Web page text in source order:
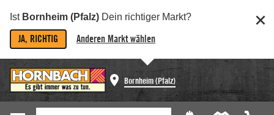
Ist Bornheim (Pfalz) Dein richtiger Markt?
JA, RICHTIG Anderen Markt wählen
Bornheim (Pfalz)